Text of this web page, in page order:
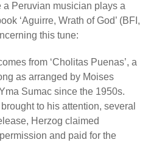
a Peruvian musician plays a
‘Aguirre, Wrath of God’ (BFI,
this tune:
from ‘Cholitas Puenas’, a
as arranged by Moises
Sumac since the 1950s.
to his attention, several
Herzog claimed
and paid for the